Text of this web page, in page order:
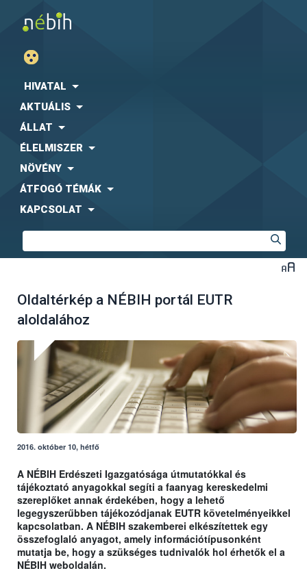
HIVATAL
AKTUÁLIS
ÁLLAT
ÉLELMISZER
NÖVÉNY
ÁTFOGÓ TÉMÁK
KAPCSOLAT
Oldaltérkép a NÉBIH portál EUTR
aloldalához
2016. október 10, hétfő
A NÉBIH Erdészeti Igazgatósága útmutatókkal és
tájékoztató anyagokkal segíti a faanyag kereskedelmi
szereplőket annak érdekében, hogy a lehető
legegyszerűbben tájékozódjanak EUTR követelményeikkel
kapcsolatban. A NÉBIH szakemberei elkészítettek egy
összefoglaló anyagot, amely információtípusonként
mutatja be, hogy a szükséges tudnivalók hol érhetők el a
NÉBIH weboldalán.